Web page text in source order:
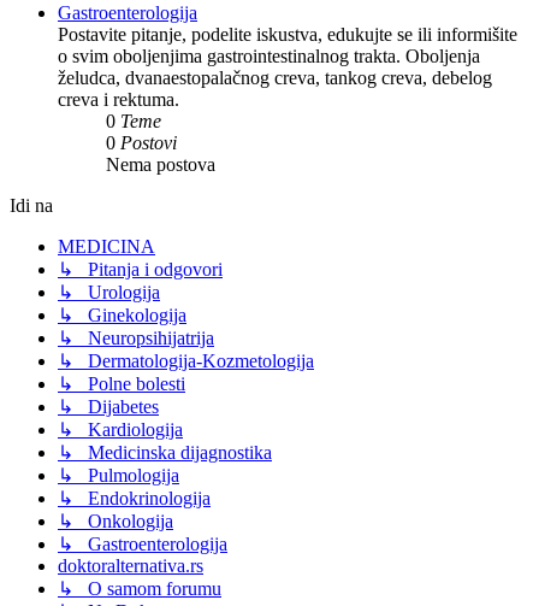
Gastroenterologija
Postavite pitanje, podelite iskustva, edukujte se ili informišite
o svim oboljenjima gastrointestinalnog trakta. Oboljenja
želudca, dvanaestopalačnog creva, tankog creva, debelog
creva i rektuma.
0 Teme
0 Postovi
Nema postova
Idi na
MEDICINA
↳ Pitanja i odgovori
↳ Urologija
↳ Ginekologija
↳ Neuropsihijatrija
↳ Dermatologija-Kozmetologija
↳ Polne bolesti
↳ Dijabetes
↳ Kardiologija
↳ Medicinska dijagnostika
↳ Pulmologija
↳ Endokrinologija
↳ Onkologija
↳ Gastroenterologija
doktoralternativa.rs
↳ O samom forumu